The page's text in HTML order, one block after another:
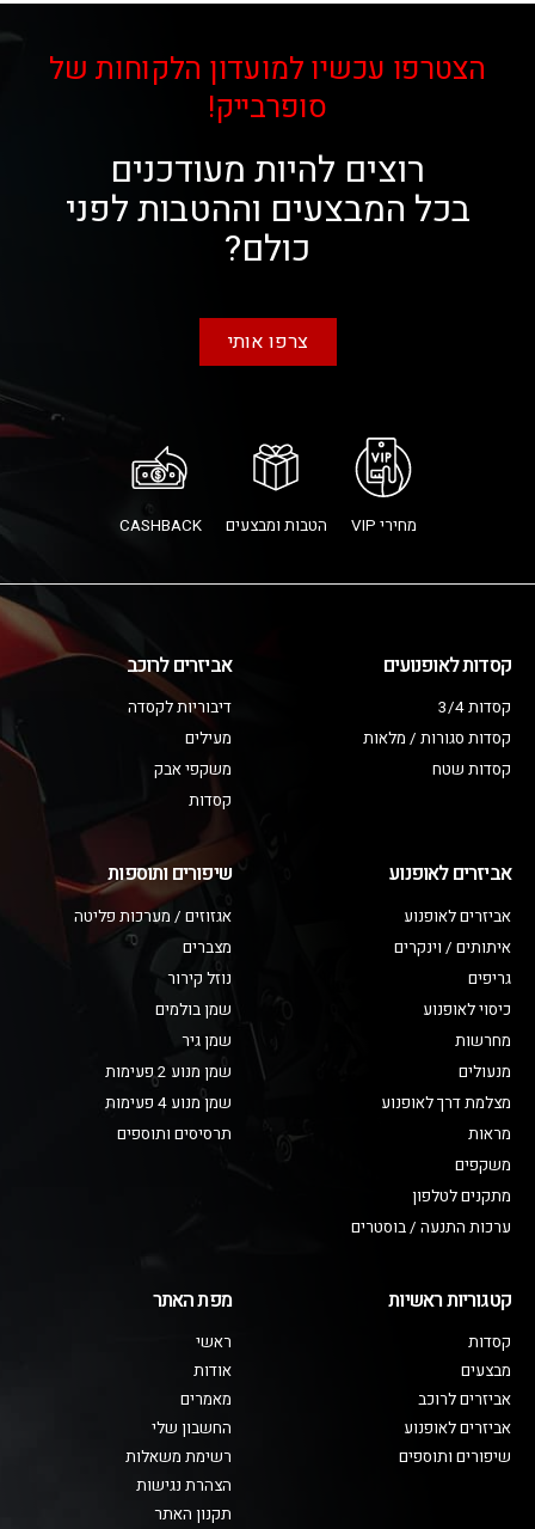
הצטרפו עכשיו למועדון הלקוחות של
סופרבייק!
רוצים להיות מעודכנים
בכל המבצעים וההטבות לפני
כולם?
צרפו אותי
מחירי VIP הטבות ומבצעים CASHBACK
קסדות לאופנועים
קסדות 3/4
קסדות סגורות / מלאות
קסדות שטח
אביזרים לרוכב
דיבוריות לקסדה
מעילים
משקפי אבק
קסדות
אביזרים לאופנוע
אביזרים לאופנוע
איתותים / וינקרים
גריפים
כיסוי לאופנוע
מחרשות
מנעולים
מצלמת דרך לאופנוע
מראות
משקפים
מתקנים לטלפון
ערכות התנעה / בוסטרים
שיפורים ותוספות
אגזוזים / מערכות פליטה
מצברים
נוזל קירור
שמן בולמים
שמן גיר
שמן מנוע 2 פעימות
שמן מנוע 4 פעימות
תרסיסים ותוספים
קטגוריות ראשיות
קסדות
מבצעים
אביזרים לרוכב
אביזרים לאופנוע
שיפורים ותוספים
מפת האתר
ראשי
אודות
מאמרים
החשבון שלי
רשימת משאלות
הצהרת נגישות
תקנון האתר